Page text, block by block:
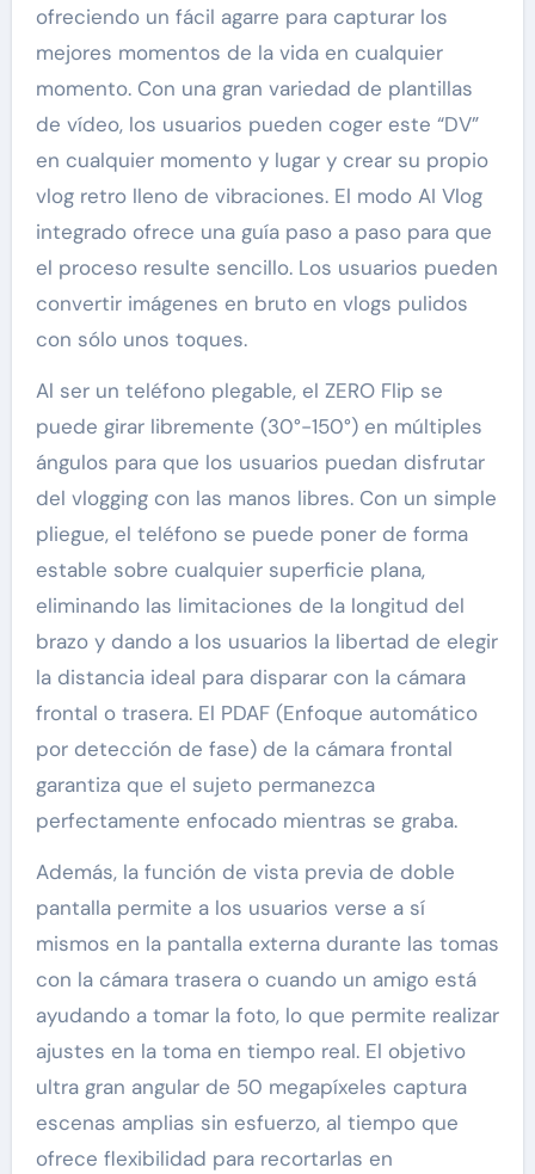
ofreciendo un fácil agarre para capturar los
mejores momentos de la vida en cualquier
momento. Con una gran variedad de plantillas
de vídeo, los usuarios pueden coger este “DV”
en cualquier momento y lugar y crear su propio
vlog retro lleno de vibraciones. El modo AI Vlog
integrado ofrece una guía paso a paso para que
el proceso resulte sencillo. Los usuarios pueden
convertir imágenes en bruto en vlogs pulidos
con sólo unos toques.
Al ser un teléfono plegable, el ZERO Flip se
puede girar libremente (30°-150°) en múltiples
ángulos para que los usuarios puedan disfrutar
del vlogging con las manos libres. Con un simple
pliegue, el teléfono se puede poner de forma
estable sobre cualquier superficie plana,
eliminando las limitaciones de la longitud del
brazo y dando a los usuarios la libertad de elegir
la distancia ideal para disparar con la cámara
frontal o trasera. El PDAF (Enfoque automático
por detección de fase) de la cámara frontal
garantiza que el sujeto permanezca
perfectamente enfocado mientras se graba.
Además, la función de vista previa de doble
pantalla permite a los usuarios verse a sí
mismos en la pantalla externa durante las tomas
con la cámara trasera o cuando un amigo está
ayudando a tomar la foto, lo que permite realizar
ajustes en la toma en tiempo real. El objetivo
ultra gran angular de 50 megapíxeles captura
escenas amplias sin esfuerzo, al tiempo que
ofrece flexibilidad para recortarlas en